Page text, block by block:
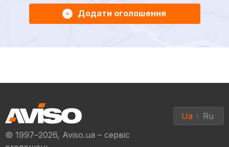
Додати оголошення
© 1997–2026, Aviso.ua – сервіс
Ua Ru